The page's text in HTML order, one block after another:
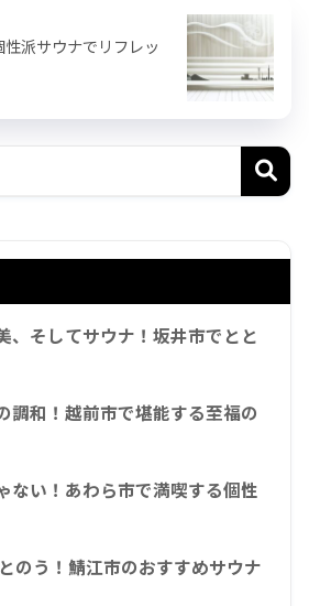
派サウナでリフレッ
、そしてサウナ！坂井市でとと
調和！越前市で堪能する至福の
ない！あわら市で満喫する個性
のう！鯖江市のおすすめサウナ